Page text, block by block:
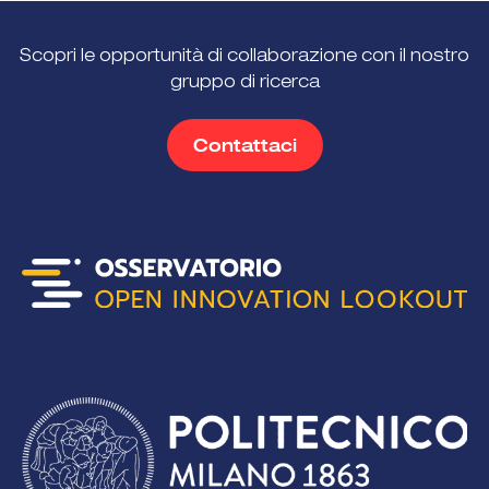
Scopri le opportunità di collaborazione con il nostro
gruppo di ricerca
Contattaci